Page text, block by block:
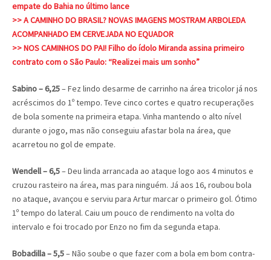
empate do Bahia no último lance
>> A CAMINHO DO BRASIL? NOVAS IMAGENS MOSTRAM ARBOLEDA
ACOMPANHADO EM CERVEJADA NO EQUADOR
>> NOS CAMINHOS DO PAI! Filho do ídolo Miranda assina primeiro
contrato com o São Paulo: “Realizei mais um sonho”
Sabino – 6,25– Fez lindo desarme de carrinho na área tricolor já nos
acréscimos do 1º tempo. Teve cinco cortes e quatro recuperações
de bola somente na primeira etapa. Vinha mantendo o alto nível
durante o jogo, mas não conseguiu afastar bola na área, que
acarretou no gol de empate.
Wendell – 6,5– Deu linda arrancada ao ataque logo aos 4 minutos e
cruzou rasteiro na área, mas para ninguém. Já aos 16, roubou bola
no ataque, avançou e serviu para Artur marcar o primeiro gol. Ótimo
1º tempo do lateral. Caiu um pouco de rendimento na volta do
intervalo e foi trocado por Enzo no fim da segunda etapa.
Bobadilla – 5,5– Não soube o que fazer com a bola em bom contra-